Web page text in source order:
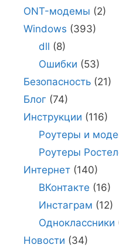
ONT-модемы (2)
Windows (393)
dll (8)
Ошибки (53)
Безопасность (21)
Блог (74)
Инструкции (116)
Роутеры и
Роутеры
Интернет (140)
ВКонтакте (16)
Инстаграм (12)
Одноклассники
Новости (34)